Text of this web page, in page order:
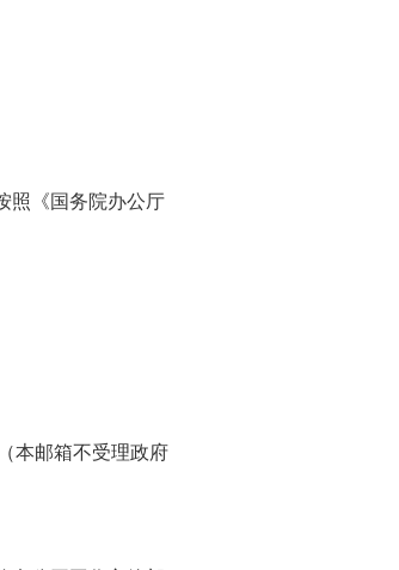
照《国务院办公厅
本邮箱不受理政府